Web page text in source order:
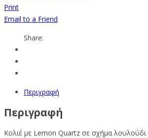
Print
Email to a Friend
Share:
Περιγραφή
Περιγραφή
Κολιέ με Lemon Quartz σε σχήμα λουλούδι